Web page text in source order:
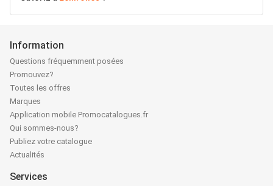
Information
Questions fréquemment posées
Promouvez?
Toutes les offres
Marques
Application mobile Promocatalogues.fr
Qui sommes-nous?
Publiez votre catalogue
Actualités
Services